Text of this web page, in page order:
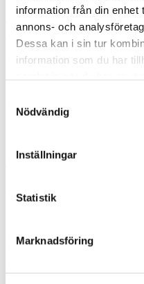
information från din
annons- och
Dessa kan i sin tur
information som du har
Nödvändig
Inställningar
Statistik
Marknadsföring
Tyvärr gav sökningen inget
eller gör om din sökning.
Webbshop
brett utbud till riktigt bra priser.
Med över 30 år i branschen
Kakel & klinker
Kontakt